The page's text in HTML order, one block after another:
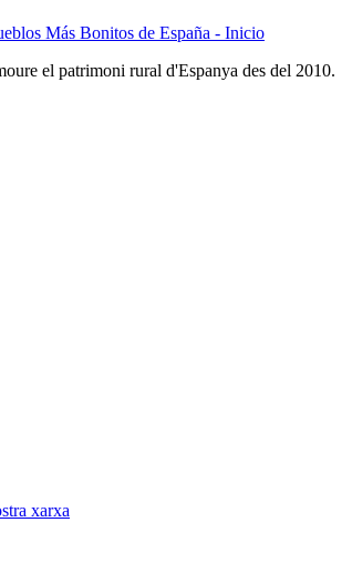
Más Bonitos de España - Inicio
el patrimoni rural d'Espanya des del 2010.
xarxa